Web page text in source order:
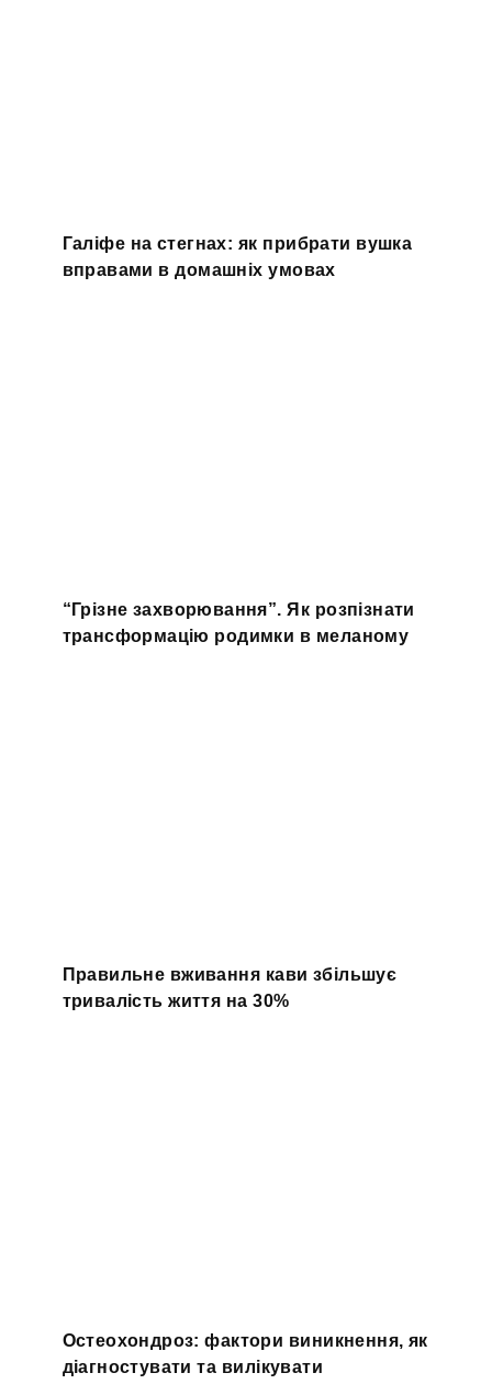
Галіфе на стегнах: як прибрати вушка
вправами в домашніх умовах
“Грізне захворювання”. Як розпізнати
трансформацію родимки в меланому
Правильне вживання кави збільшує
тривалість життя на 30%
Остеохондроз: фактори виникнення, як
діагностувати та вилікувати